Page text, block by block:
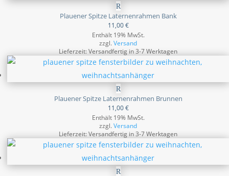
Plauener Spitze Laternenrahmen Bank
11,00€
Enthält 19% MwSt.
zzgl.Versand
Lieferzeit: Versandfertig in 3-7 Werktagen
Plauener Spitze Laternenrahmen Brunnen
11,00€
Enthält 19% MwSt.
zzgl.Versand
Lieferzeit: Versandfertig in 3-7 Werktagen